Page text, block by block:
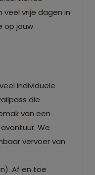
veel vrije dagen in
op jouw
individuele
die
van een
We
vervoer van
Af en toe